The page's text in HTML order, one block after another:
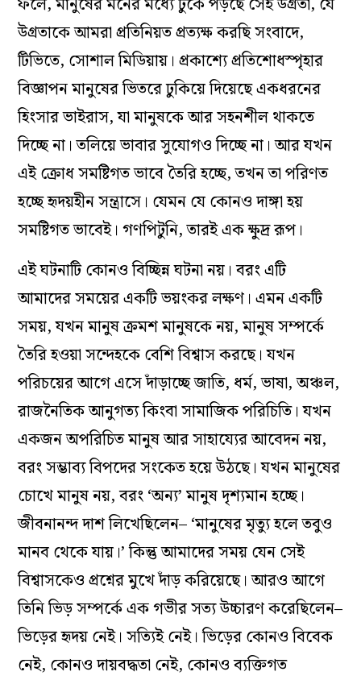
ফলে, মানুষের মনের মধ্যে ঢুকে পড়ছে সেই উগ্রতা, যে
উগ্রতাকে আমরা প্রতিনিয়ত প্রত্যক্ষ করছি সংবাদে,
টিভিতে, সোশাল মিডিয়ায়। প্রকাশ্যে প্রতিশোধস্পৃহার
বিজ্ঞাপন মানুষের ভিতরে ঢুকিয়ে দিয়েছে একধরনের
হিংসার ভাইরাস, যা মানুষকে আর সহনশীল থাকতে
দিচ্ছে না। তলিয়ে ভাবার সুযোগও দিচ্ছে না। আর যখন
এই ক্রোধ সমষ্টিগত ভাবে তৈরি হচ্ছে, তখন তা পরিণত
হচ্ছে হৃদয়হীন সন্ত্রাসে। যেমন যে কোনও দাঙ্গা হয়
সমষ্টিগত ভাবেই। গণপিটুনি, তারই এক ক্ষুদ্র রূপ।
এই ঘটনাটি কোনও বিচ্ছিন্ন ঘটনা নয়। বরং এটি
আমাদের সময়ের একটি ভয়ংকর লক্ষণ। এমন একটি
সময়, যখন মানুষ ক্রমশ মানুষকে নয়, মানুষ সম্পর্কে
তৈরি হওয়া সন্দেহকে বেশি বিশ্বাস করছে। যখন
পরিচয়ের আগে এসে দাঁড়াচ্ছে জাতি, ধর্ম, ভাষা, অঞ্চল,
রাজনৈতিক আনুগত্য কিংবা সামাজিক পরিচিতি। যখন
একজন অপরিচিত মানুষ আর সাহায্যের আবেদন নয়,
বরং সম্ভাব্য বিপদের সংকেত হয়ে উঠছে। যখন মানুষের
চোখে মানুষ নয়, বরং ‘অন্য’ মানুষ দৃশ্যমান হচ্ছে।
জীবনানন্দ দাশ লিখেছিলেন– ‘মানুষের মৃত্যু হলে তবুও
মানব থেকে যায়।’ কিন্তু আমাদের সময় যেন সেই
বিশ্বাসকেও প্রশ্নের মুখে দাঁড় করিয়েছে। আরও আগে
তিনি ভিড় সম্পর্কে এক গভীর সত্য উচ্চারণ করেছিলেন–
ভিড়ের হৃদয় নেই। সত্যিই নেই। ভিড়ের কোনও বিবেক
নেই, কোনও দায়বদ্ধতা নেই, কোনও ব্যক্তিগত